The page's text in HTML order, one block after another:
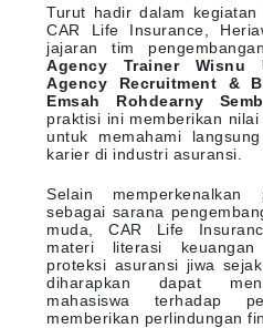
Turut hadir dalam
CAR Life Insurance,
jajaran tim
Agency Trainer Wisnu
Agency Recruitment &
Emsah Rohdearny
praktisi ini memberikan
untuk memahami
karier di industri asuransi.
Selain
sebagai sarana
muda, CAR Life
materi literasi keuangan
proteksi asuransi jiwa
diharapkan dapat
mahasiswa terhadap
memberikan perlindungan